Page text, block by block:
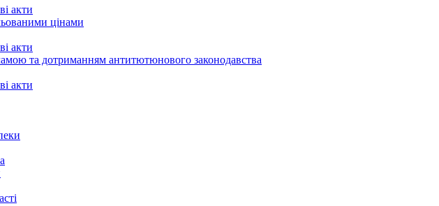
акти
цінами
акти
та дотриманням антитютюнового законодавства
акти